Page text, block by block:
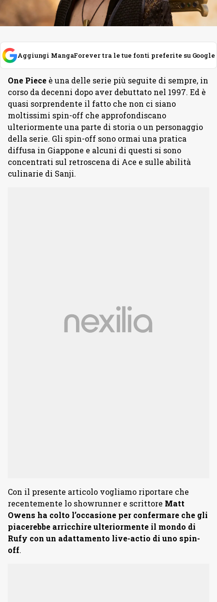
Aggiungi MangaForever tra le tue fonti preferite su Google
One Piece è una delle serie più seguite di sempre, in
corso da decenni dopo aver debuttato nel 1997. Ed è
quasi sorprendente il fatto che non ci siano
moltissimi spin-off che approfondiscano
ulteriormente una parte di storia o un personaggio
della serie. Gli spin-off sono ormai una pratica
diffusa in Giappone e alcuni di questi si sono
concentrati sul retroscena di Ace e sulle abilità
culinarie di Sanji.
Con il presente articolo vogliamo riportare che
recentemente lo showrunner e scrittore Matt
Owens ha colto l’occasione per confermare che gli
piacerebbe arricchire ulteriormente il mondo di
Rufy con un adattamento live-actio di uno spin-
off.